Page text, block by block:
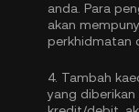
anda. Para
akan
perkhidmatan
4. Tambah
yang